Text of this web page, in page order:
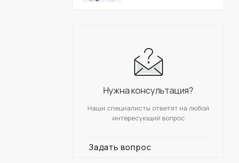
Нужна консультация?
Наши специалисты ответят на любой
интересующий вопрос
Задать вопрос